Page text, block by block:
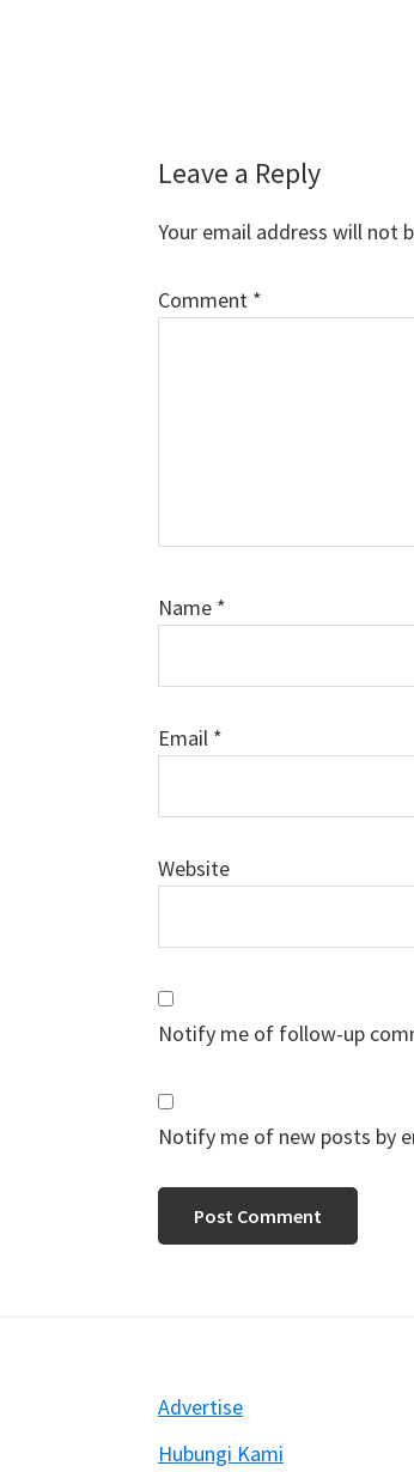
Reader
Interactions
Leave a Reply
Your email address will not
Comment *
Name *
Email *
Website
Notify me of follow-up
Notify me of new posts by
Advertise
Hubungi Kami